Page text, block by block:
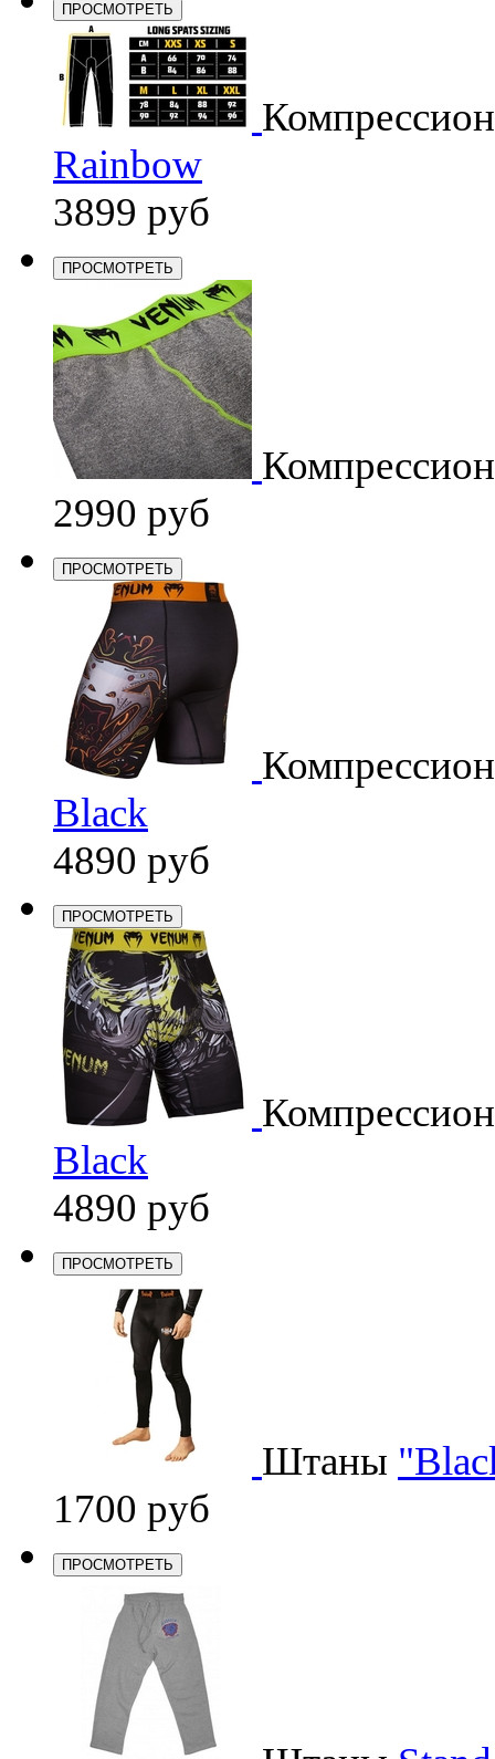
ПРОСМОТРЕТЬ
Rainbow
3899 руб
ПРОСМОТРЕТЬ
2990 руб
ПРОСМОТРЕТЬ
Black
4890 руб
ПРОСМОТРЕТЬ
Black
4890 руб
ПРОСМОТРЕТЬ
Штаны
1700 руб
ПРОСМОТРЕТЬ